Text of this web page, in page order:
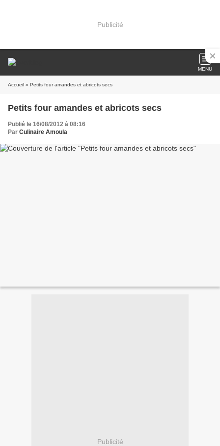
Publicité
MENU
Accueil » Petits four amandes et abricots secs
Petits four amandes et abricots secs
Publié le 16/08/2012 à 08:16
Par Culinaire Amoula
Publicité